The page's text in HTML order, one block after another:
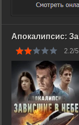
Апокалипсис:
2.2/